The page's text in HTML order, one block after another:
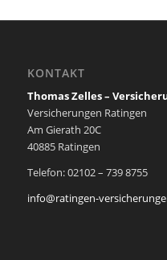
KONTAKT
Thomas Zelles –
Versicherungen Ratingen
Am Gierath 20C
40885 Ratingen
Telefon: 02102 – 739 8755
info@ratingen-